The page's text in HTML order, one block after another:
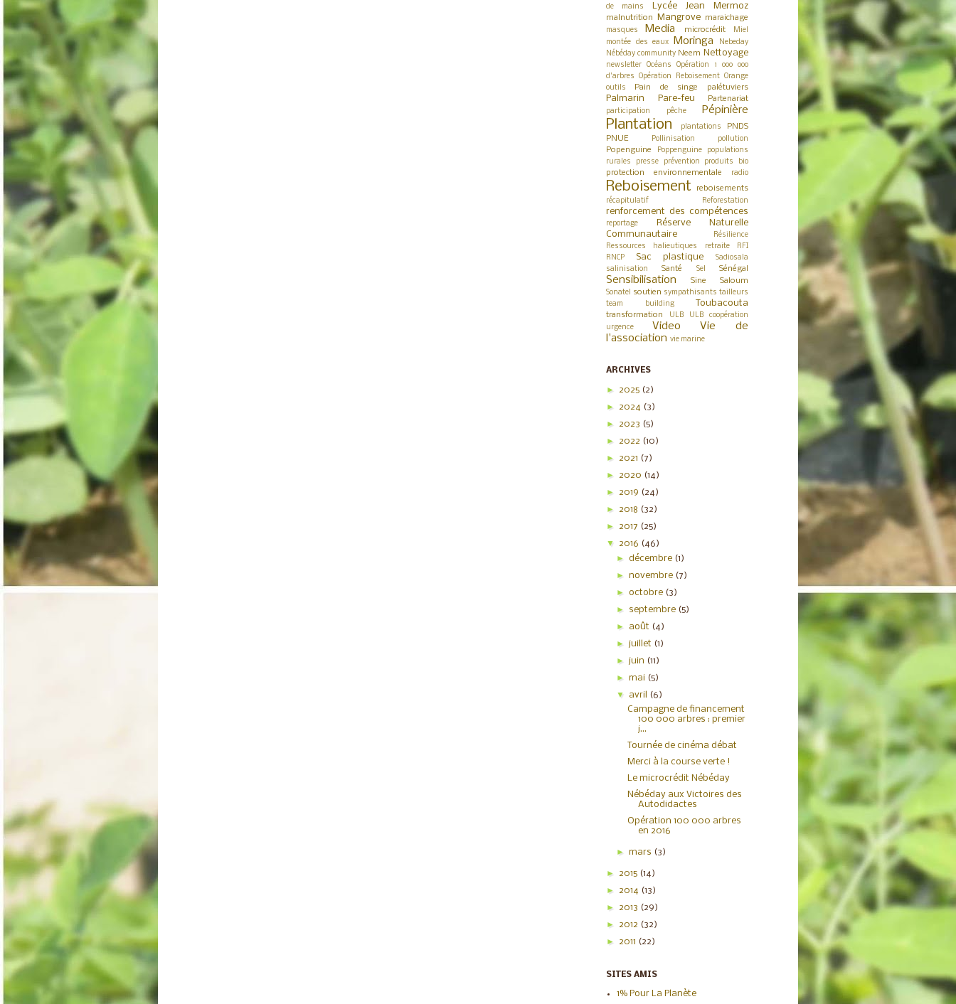
de mains
Lycée Jean Mermoz
malnutrition Mangrove maraichage
masques Media microcrédit
Miel
montée des eaux
Moringa
Nebeday
Nébéday community Neem Nettoyage
newsletter Océans
Opération 1 000 000
d'arbres
Opération Reboisement Orange
outils
Pain de singe palétuviers
Palmarin Pare-feu Partenariat
participation pêche Pépinière
Plantation plantations
PNDS
PNUE
Pollinisation pollution
Popenguine Poppenguine
populations
rurales
presse prévention produits bio
protection environnementale radio
Reboisement reboisements
récapitulatif Reforestation
renforcement des compétences
reportage
Réserve Naturelle
Communautaire
Résilience
Ressources halieutiques
retraite
RFI
RNCP
Sac plastique
Sadiosala
salinisation
Santé Sel Sénégal
Sensibilisation Sine Saloum
Sonatel soutien sympathisants tailleurs
team building
Toubacouta
transformation ULB
ULB coopération
urgence
Video
Vie de
l'association vie marine
ARCHIVES
► 2025 (2)
► 2024 (3)
► 2023 (5)
► 2022 (10)
► 2021 (7)
► 2020 (14)
► 2019 (24)
► 2018 (32)
► 2017 (25)
▼ 2016 (46)
► décembre (1)
►novembre (7)
►octobre (3)
► septembre (5)
► août (4)
►juillet (1)
►juin (11)
►mai (5)
▼ avril
(6)
Campagne de financement
100 000 arbres : premier
j...
Tournée de cinéma débat
Merci à la course verte !
Le microcrédit Nébéday
Nébéday aux Victoires des
Autodidactes
Opération 100 000 arbres
en 2016
►mars (3)
► 2015 (14)
► 2014 (13)
► 2013 (29)
► 2012 (32)
► 2011 (22)
SITES AMIS
1% Pour La Planète